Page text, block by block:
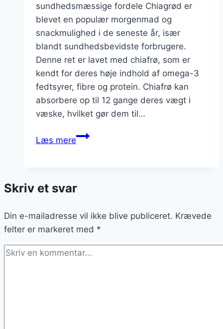
sundhedsmæssige fordele Chiagrød er
blevet en populær morgenmad og
snackmulighed i de seneste år, især
blandt sundhedsbevidste forbrugere.
Denne ret er lavet med chiafrø, som er
kendt for deres høje indhold af omega-3
fedtsyrer, fibre og protein. Chiafrø kan
absorbere op til 12 gange deres vægt i
væske, hvilket gør dem til…
Læs mereChiagrød
for
smage
om
vinteren
Skriv et svar
Din e-mailadresse vil ikke blive publiceret. Krævede
felter er markeret med *